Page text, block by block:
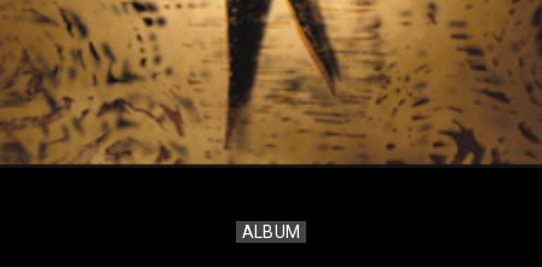
ALBUM